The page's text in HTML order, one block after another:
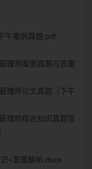
午案例真题.pdf
理师案例真题与答案
理师论文真题（下午
理师综合知识真题答
+答案解析.docx